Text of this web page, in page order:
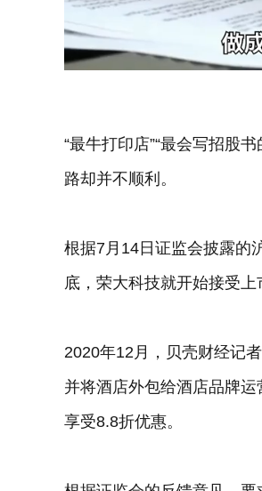
Loaded:
“最牛打印店”“最会写招股
路却并不顺利。
根据7月14日证监会披露的
底，荣大科技就开始接受上
2020年12月，贝壳财经记
并将酒店外包给酒店品牌
享受8.8折优惠。